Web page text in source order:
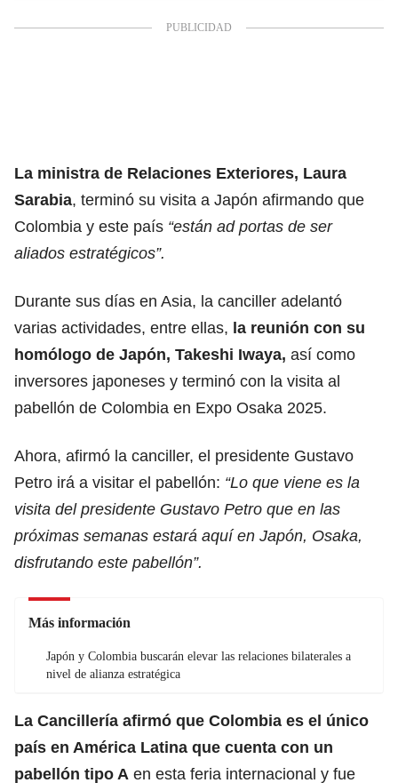
La ministra de Relaciones Exteriores, Laura
Sarabia, terminó su visita a Japón afirmando que
Colombia y este país “están ad portas de ser
aliados estratégicos”.
Durante sus días en Asia, la canciller adelantó
varias actividades, entre ellas, la reunión con su
homólogo de Japón, Takeshi Iwaya, así como
inversores japoneses y terminó con la visita al
pabellón de Colombia en Expo Osaka 2025.
Ahora, afirmó la canciller, el presidente Gustavo
Petro irá a visitar el pabellón: “Lo que viene es la
visita del presidente Gustavo Petro que en las
próximas semanas estará aquí en Japón, Osaka,
disfrutando este pabellón”.
Más información
Japón y Colombia buscarán elevar las relaciones bilaterales a
nivel de alianza estratégica
La Cancillería afirmó que Colombia es el único
país en América Latina que cuenta con un
pabellón tipo A en esta feria internacional y fue